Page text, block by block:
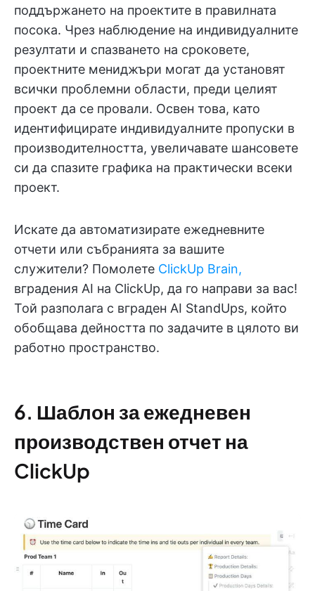
поддържането на проектите в правилната
посока. Чрез наблюдение на индивидуалните
резултати и спазването на сроковете,
проектните мениджъри могат да установят
всички проблемни области, преди целият
проект да се провали. Освен това, като
идентифицирате индивидуалните пропуски в
производителността, увеличавате шансовете
си да спазите графика на практически всеки
проект.
Искате да автоматизирате ежедневните
отчети или събранията за вашите
служители? Помолете ClickUp Brain,
вградения AI на ClickUp, да го направи за вас!
Той разполага с вграден AI StandUps, който
обобщава дейността по задачите в цялото ви
работно пространство.
6. Шаблон за ежедневен
производствен отчет на
ClickUp